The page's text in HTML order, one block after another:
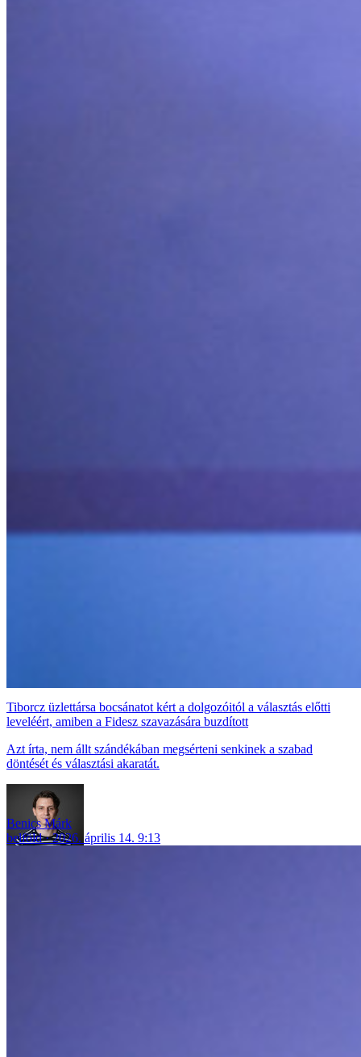
Tiborcz üzlettársa bocsánatot kért a dolgozóitól a választás előtti
leveléért, amiben a Fidesz szavazására buzdított
Azt írta, nem állt szándékában megsérteni senkinek a szabad
döntését és választási akaratát.
Benics Márk
belföld
2026. április 14. 9:13